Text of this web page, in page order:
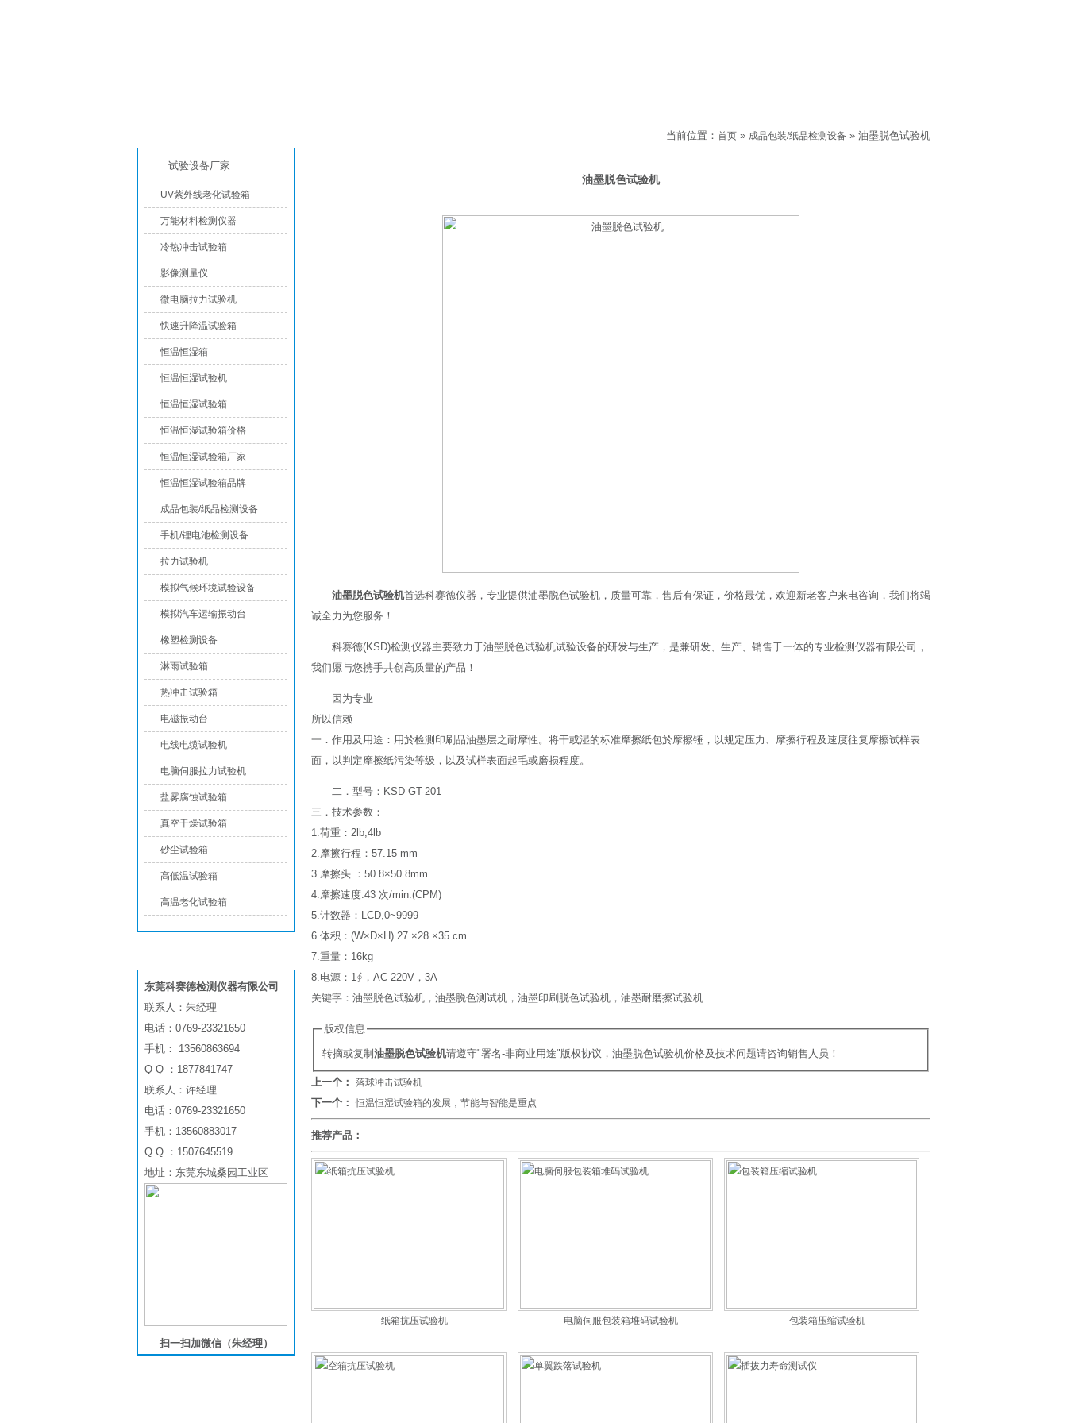
当前位置： 首页 » 成品包装/纸品检测设备 » 油墨脱色试验机
油墨脱色试验机
油墨脱色试验机首选科赛德仪器，专业提供油墨脱色试验机，质量可靠，售后有保证，价格最优，欢迎新老客户来电咨询，我们将竭
诚全力为您服务！
科赛德(KSD)检测仪器主要致力于油墨脱色试验机试验设备的研发与生产，是兼研发、生产、销售于一体的专业检测仪器有限公司，
我们愿与您携手共创高质量的产品！
因为专业
所以信赖
一．作用及用途：用於检测印刷品油墨层之耐摩性。将干或湿的标准摩擦纸包於摩擦锤，以规定压力、摩擦行程及速度往复摩擦试样表
面，以判定摩擦纸污染等级，以及试样表面起毛或磨损程度。
二．型号：KSD-GT-201
三．技术参数：
1.荷重：2lb;4lb
2.摩擦行程：57.15 mm
3.摩擦头 ：50.8×50.8mm
4.摩擦速度:43 次/min.(CPM)
5.计数器：LCD,0~9999
6.体积：(W×D×H) 27 ×28 ×35 cm
7.重量：16kg
8.电源：1∮，AC 220V，3A
关键字：油墨脱色试验机，油墨脱色测试机，油墨印刷脱色试验机，油墨耐磨擦试验机
版权信息
转摘或复制油墨脱色试验机请遵守"署名-非商业用途"版权协议，油墨脱色试验机价格及技术问题请咨询销售人员！
上一个： 落球冲击试验机
下一个：恒温恒湿试验箱的发展，节能与智能是重点
推荐产品：
纸箱抗压试验机 电脑伺服包装箱堆码试验机 包装箱压缩试验机
试验设备厂家
UV紫外线老化试验箱
万能材料检测仪器
冷热冲击试验箱
影像测量仪
微电脑拉力试验机
快速升降温试验箱
恒温恒湿箱
恒温恒湿试验机
恒温恒湿试验箱
恒温恒湿试验箱价格
恒温恒湿试验箱厂家
恒温恒湿试验箱品牌
成品包装/纸品检测设备
手机/锂电池检测设备
拉力试验机
模拟气候环境试验设备
模拟汽车运输振动台
橡塑检测设备
淋雨试验箱
热冲击试验箱
电磁振动台
电线电缆试验机
电脑伺服拉力试验机
盐雾腐蚀试验箱
真空干燥试验箱
砂尘试验箱
高低温试验箱
高温老化试验箱
东莞科赛德检测仪器有限公司
联系人：朱经理
电话：0769-23321650
手机： 13560863694
Q Q ：1877841747
联系人：许经理
电话：0769-23321650
手机：13560883017
Q Q ：1507645519
地址：东莞东城桑园工业区
扫一扫加微信（朱经理）